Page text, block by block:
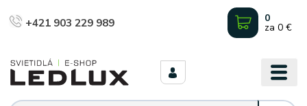
+421 903 229 989 0
za 0 €